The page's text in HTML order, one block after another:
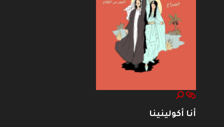
أنا أكولينينا